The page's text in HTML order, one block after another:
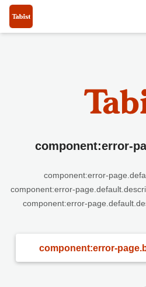
component:error-
component:error-
component:error-
component:error-
component:error-